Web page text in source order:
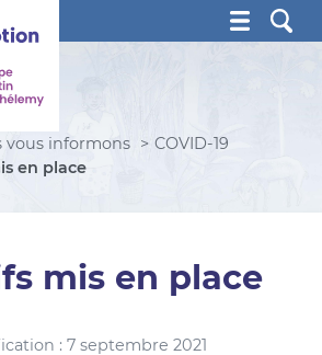
Guadeloupe, Saint-Martin, Saint
vous informons
COVID-19
en place
mis en place
: 7 septembre 2021